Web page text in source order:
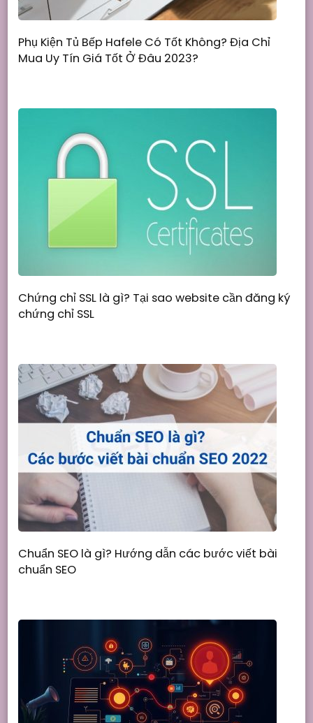
Phụ Kiện Tủ Bếp Hafele Có Tốt Không? Địa Chỉ
Mua Uy Tín Giá Tốt Ở Đâu 2023?
Chứng chỉ SSL là gì? Tại sao website cần đăng ký
chứng chỉ SSL
Chuẩn SEO là gì? Hướng dẫn các bước viết bài
chuẩn SEO